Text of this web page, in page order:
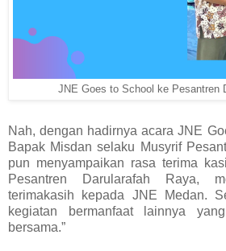
JNE Goes to School ke Pesantren
Nah, dengan hadirnya acara JNE
Bapak Misdan selaku Musyrif
pun menyampaikan rasa terima
Pesantren Darularafah Raya,
terimakasih kepada JNE Medan.
kegiatan bermanfaat lainnya
bersama.”